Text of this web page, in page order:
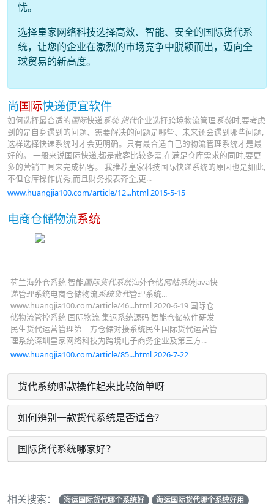
忧。
选择皇家网络科技选择高效、智能、安全的国际货代系
统，让您的企业在激烈的市场竞争中脱颖而出，迈向全
球贸易的新高度。
尚国际快递便宜软件
如何选择最合适的国际快递系统 货代企业选择跨境物流管理系统时,要考虑
到的是自身遇到的问题、需要解决的问题是哪些、未来还会遇到哪些问题,
这样选择快递系统时才会更明确。只有最合适自己的物流管理系统才是最
好的。 一般来说国际快递,都是散客比较多需,在满足仓库需求的同时,要更
多的营销工具来完成拓客。 我推荐皇家科技国际快递系统的原因也是如此,
不但仓库操作优秀,而且财务报表齐全,更...
www.huangjia100.com/article/12...html 2015-5-15
电商仓储物流系统
荷兰海外仓系统 智能国际货代系统海外仓储网站系统java快
递管理系统电商仓储物流系统货代管理系统...
www.huangjia100.com/article/46...html 2020-6-19 国际仓
储物流管控系统 国际物流 集运系统源码 智能仓储软件研发
民生货代运营管理第三方仓储对接系统民生国际货代运营管
理系统深圳皇家网络科技为跨境电子商务企业及第三方...
www.huangjia100.com/article/85...html 2026-7-22
货代系统哪款操作起来比较简单呀
如何辨别一款货代系统是否适合?
国际货代系统哪家好？
相关搜索： 海运国际货代哪个系统好 海运国际货代哪个系统好用